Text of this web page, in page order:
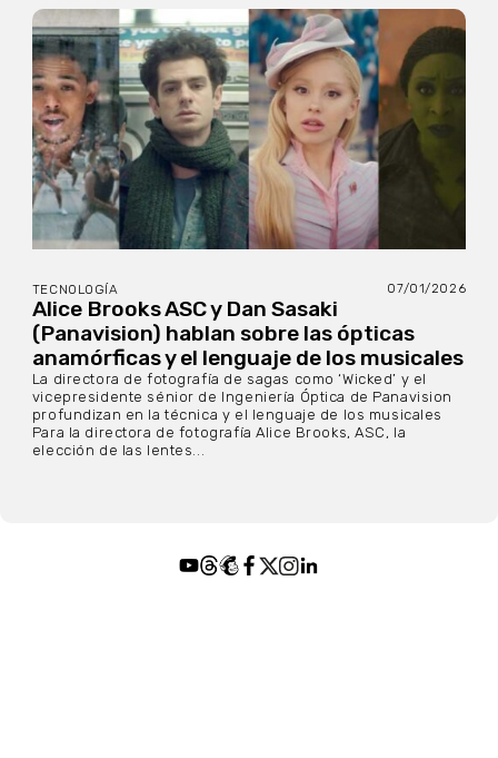
TECNOLOGÍA 07/01/2026
Alice Brooks ASC y Dan Sasaki
(Panavision) hablan sobre las ópticas
anamórficas y el lenguaje de los musicales
La directora de fotografía de sagas como ‘Wicked’ y el
vicepresidente sénior de Ingeniería Óptica de Panavision
profundizan en la técnica y el lenguaje de los musicales
Para la directora de fotografía Alice Brooks, ASC, la
elección de las lentes...